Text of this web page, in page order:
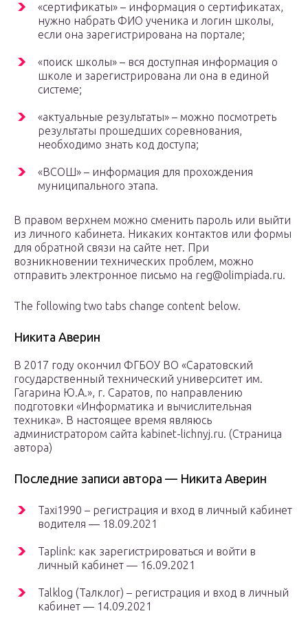
«сертификаты» – информация о сертификатах,
нужно набрать ФИО ученика и логин школы,
если она зарегистрирована на портале;
«поиск школы» – вся доступная информация о
школе и зарегистрирована ли она в единой
системе;
«актуальные результаты» – можно посмотреть
результаты прошедших соревнования,
необходимо знать код доступа;
«ВСОШ» – информация для прохождения
муниципального этапа.
В правом верхнем можно сменить пароль или выйти
из личного кабинета. Никаких контактов или формы
для обратной связи на сайте нет. При
возникновении технических проблем, можно
отправить электронное письмо на reg@olimpiada.ru.
The following two tabs change content below.
Никита Аверин
В 2017 году окончил ФГБОУ ВО «Саратовский
государственный технический университет им.
Гагарина Ю.А.», г. Саратов, по направлению
подготовки «Информатика и вычислительная
техника». В настоящее время являюсь
администратором сайта kabinet-lichnyj.ru. (Страница
автора)
Последние записи автора — Никита Аверин
Taxi1990 – регистрация и вход в личный кабинет
водителя — 18.09.2021
Taplink: как зарегистрироваться и войти в
личный кабинет — 16.09.2021
Talklog (Талклог) – регистрация и вход в личный
кабинет — 14.09.2021